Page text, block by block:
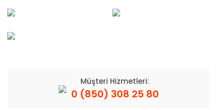
Müşteri Hizmetleri:
0 (850) 308 25 80